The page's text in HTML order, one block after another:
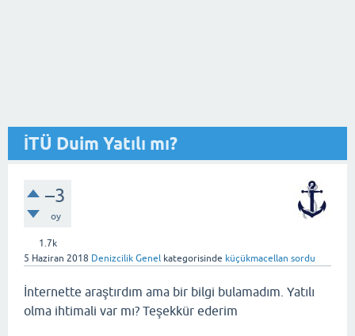
İTÜ Duim Yatılı mı?
–3
oy
1.7k
5 Haziran 2018 Denizcilik Genel kategorisinde küçükmacellan sordu
İnternette araştırdım ama bir bilgi bulamadım. Yatılı
olma ihtimali var mı? Teşekkür ederim